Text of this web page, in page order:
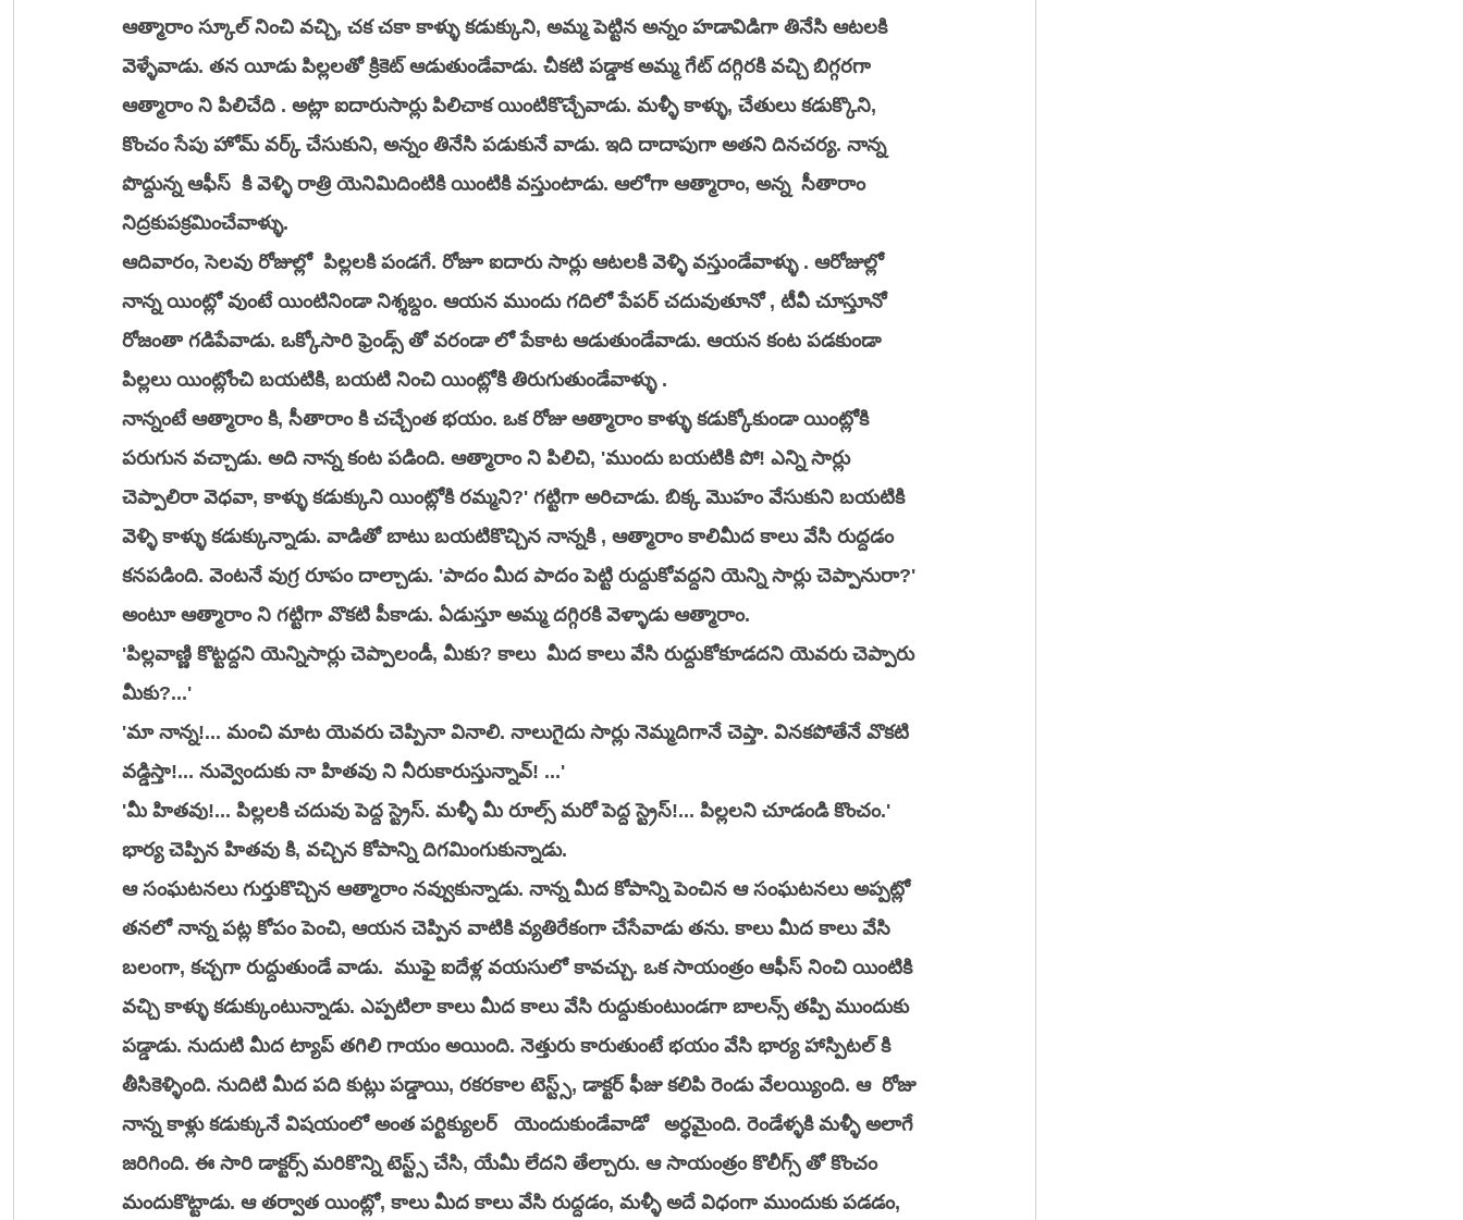
ఆత్మారాం స్కూల్ నించి వచ్చి, చక చకా కాళ్ళు కడుక్కుని, అమ్మ పెట్టిన అన్నం హడావిడిగా తినేసి ఆటలకి
వెళ్ళేవాడు. తన యీడు పిల్లలతో క్రికెట్ ఆడుతుండేవాడు. చీకటి పడ్డాక అమ్మ గేట్ దగ్గిరకి వచ్చి బిగ్గరగా
ఆత్మారాం ని పిలిచేది . అట్లా ఐదారుసార్లు పిలిచాక యింటికొచ్చేవాడు. మళ్ళీ కాళ్ళు, చేతులు కడుక్కొని,
కొంచం సేపు హోమ్ వర్క్ చేసుకుని, అన్నం తినేసి పడుకునే వాడు. ఇది దాదాపుగా అతని దినచర్య. నాన్న
పొద్దున్న ఆఫీస్  కి వెళ్ళి రాత్రి యెనిమిదింటికి యింటికి వస్తుంటాడు. ఆలోగా ఆత్మారాం, అన్న  సీతారాం
నిద్రకుపక్రమించేవాళ్ళు.
ఆదివారం, సెలవు రోజుల్లో  పిల్లలకి పండగే. రోజూ ఐదారు సార్లు ఆటలకి వెళ్ళి వస్తుండేవాళ్ళు . ఆరోజుల్లో
నాన్న యింట్లో వుంటే యింటినిండా నిశ్శబ్దం. ఆయన ముందు గదిలో పేపర్ చదువుతూనో , టీవీ చూస్తూనో
రోజంతా గడిపేవాడు. ఒక్కోసారి ఫ్రెండ్స్ తో వరండా లో పేకాట ఆడుతుండేవాడు. ఆయన కంట పడకుండా
పిల్లలు యింట్లోంచి బయటికి, బయటి నించి యింట్లోకి తిరుగుతుండేవాళ్ళు .
నాన్నంటే ఆత్మారాం కి, సీతారాం కి చచ్చేంత భయం. ఒక రోజు ఆత్మారాం కాళ్ళు కడుక్కోకుండా యింట్లోకి
పరుగున వచ్చాడు. అది నాన్న కంట పడింది. ఆత్మారాం ని పిలిచి, 'ముందు బయటికి పో! ఎన్ని సార్లు
చెప్పాలిరా వెధవా, కాళ్ళు కడుక్కుని యింట్లోకి రమ్మని?' గట్టిగా అరిచాడు. బిక్క మొహం వేసుకుని బయటికి
వెళ్ళి కాళ్ళు కడుక్కున్నాడు. వాడితో బాటు బయటికొచ్చిన నాన్నకి , ఆత్మారాం కాలిమీద కాలు వేసి రుద్దడం
కనపడింది. వెంటనే వుగ్ర రూపం దాల్చాడు. 'పాదం మీద పాదం పెట్టి రుద్దుకోవద్దని యెన్ని సార్లు చెప్పానురా?'
అంటూ ఆత్మారాం ని గట్టిగా వొకటి పీకాడు. ఏడుస్తూ అమ్మ దగ్గిరకి వెళ్ళాడు ఆత్మారాం.
'పిల్లవాణ్ణి కొట్టద్దని యెన్నిసార్లు చెప్పాలండీ, మీకు? కాలు  మీద కాలు వేసి రుద్దుకోకూడదని యెవరు చెప్పారు
మీకు?...'
'మా నాన్న!... మంచి మాట యెవరు చెప్పినా వినాలి. నాలుగైదు సార్లు నెమ్మదిగానే చెప్తా. వినకపోతేనే వొకటి
వడ్డిస్తా!... నువ్వెందుకు నా హితవు ని నీరుకారుస్తున్నావ్! ...'
'మీ హితవు!... పిల్లలకి చదువు పెద్ద స్ట్రెస్. మళ్ళీ మీ రూల్స్ మరో పెద్ద స్ట్రెస్!... పిల్లలని చూడండి కొంచం.'
భార్య చెప్పిన హితవు కి, వచ్చిన కోపాన్ని దిగమింగుకున్నాడు.
ఆ సంఘటనలు గుర్తుకొచ్చిన ఆత్మారాం నవ్వుకున్నాడు. నాన్న మీద కోపాన్ని పెంచిన ఆ సంఘటనలు అప్పట్లో
తనలో నాన్న పట్ల కోపం పెంచి, ఆయన చెప్పిన వాటికి వ్యతిరేకంగా చేసేవాడు తను. కాలు మీద కాలు వేసి
బలంగా, కచ్చగా రుద్దుతుండే వాడు.  ముఫై ఐదేళ్ల వయసులో కావచ్చు. ఒక సాయంత్రం ఆఫీస్ నించి యింటికి
వచ్చి కాళ్ళు కడుక్కుంటున్నాడు. ఎప్పటిలా కాలు మీద కాలు వేసి రుద్దుకుంటుండగా బాలన్స్ తప్పి ముందుకు
పడ్డాడు. నుదుటి మీద ట్యాప్ తగిలి గాయం అయింది. నెత్తురు కారుతుంటే భయం వేసి భార్య హాస్పిటల్ కి
తీసికెళ్ళింది. నుదిటి మీద పది కుట్లు పడ్డాయి, రకరకాల టెస్ట్స్, డాక్టర్ ఫీజు కలిపి రెండు వేలయ్యింది. ఆ  రోజు
నాన్న కాళ్లు కడుక్కునే విషయంలో అంత పర్టిక్యులర్   యెందుకుండేవాడో   అర్ధమైంది. రెండేళ్ళకి మళ్ళీ అలాగే
జరిగింది. ఈ సారి డాక్టర్స్ మరికొన్ని టెస్ట్స్ చేసి, యేమీ లేదని తేల్చారు. ఆ సాయంత్రం కొలీగ్స్ తో కొంచం
మందుకొట్టాడు. ఆ తర్వాత యింట్లో, కాలు మీద కాలు వేసి రుద్దడం, మళ్ళీ అదే విధంగా ముందుకు పడడం,